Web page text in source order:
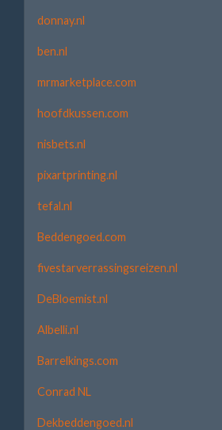
donnay.nl
ben.nl
mrmarketplace.com
hoofdkussen.com
nisbets.nl
pixartprinting.nl
tefal.nl
Beddengoed.com
fivestarverrassingsreizen.nl
DeBloemist.nl
Albelli.nl
Barrelkings.com
Conrad NL
Dekbeddengoed.nl